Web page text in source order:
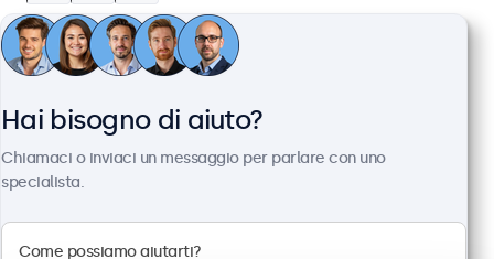
Risoluzione 1920 x 1080 (Full HD)
HDMI (ingresso + uscita), SDI (2x ingresso + 2x uscita)
Installazione: incasso, parete, scrivania
Hai bisogno di aiuto?
Chiamaci o inviaci un messaggio per parlare con uno
specialista.